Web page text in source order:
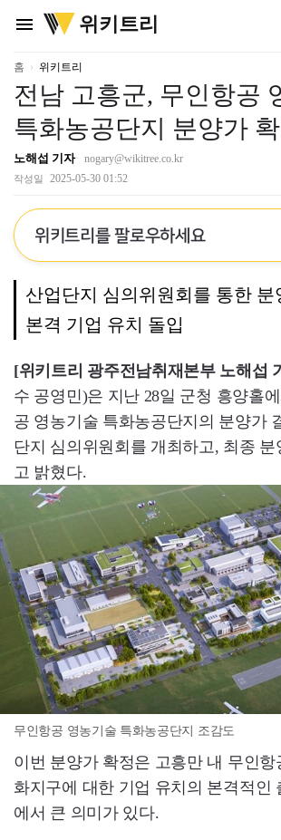
menu
위
키
리
위키트리
홈 위키트리
전남 고흥군, 무인항공
특화농공단지 분양가
노해섭 기자 nogary@wikitree.co.kr
작성일 2025-05-30 01:52
위키트리를 팔로우하세요
산업단지 심의위원회를 통한 분
본격 기업 유치 돌입
[위키트리 광주전남취재본부 노해섭
수 공영민)은 지난 28일 군청 흥양홀
공 영농기술 특화농공단지의 분양가
단지 심의위원회를 개최하고, 최종
고 밝혔다.
무인항공 영농기술 특화농공단지 조감도
이번 분양가 확정은 고흥만 내 무인항
화지구에 대한 기업 유치의 본격적인
에서 큰 의미가 있다.